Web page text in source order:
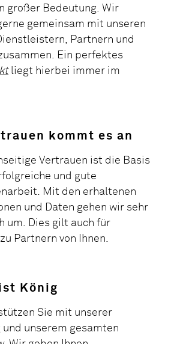
großer Bedeutung. Wir
gemeinsam mit unseren
Partnern und
Ein perfektes
liegt hierbei immer im
kommt es an
Vertrauen ist die Basis
und gute
Mit den erhaltenen
und Daten gehen wir sehr
um. Dies gilt auch für
Partnern von Ihnen.
König
Sie mit unserer
und unserem gesamten